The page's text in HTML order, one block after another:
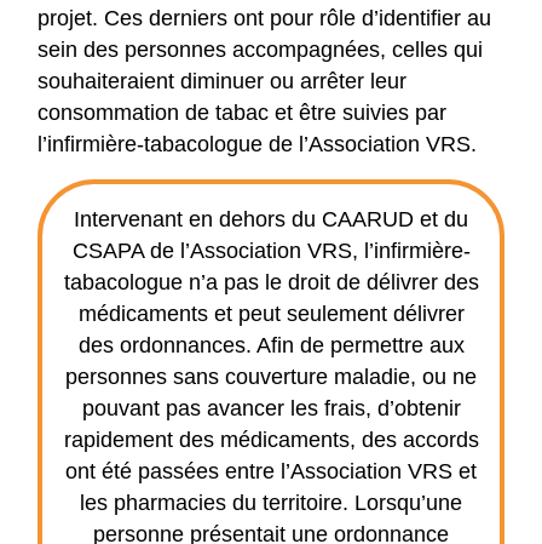
projet. Ces derniers ont pour rôle d’identifier au
sein des personnes accompagnées, celles qui
souhaiteraient diminuer ou arrêter leur
consommation de tabac et être suivies par
l’infirmière-tabacologue de l’Association VRS.
Intervenant en dehors du CAARUD et du
CSAPA de l’Association VRS, l’infirmière-
tabacologue n’a pas le droit de délivrer des
médicaments et peut seulement délivrer
des ordonnances. Afin de permettre aux
personnes sans couverture maladie, ou ne
pouvant pas avancer les frais, d’obtenir
rapidement des médicaments, des accords
ont été passées entre l’Association VRS et
les pharmacies du territoire. Lorsqu’une
personne présentait une ordonnance